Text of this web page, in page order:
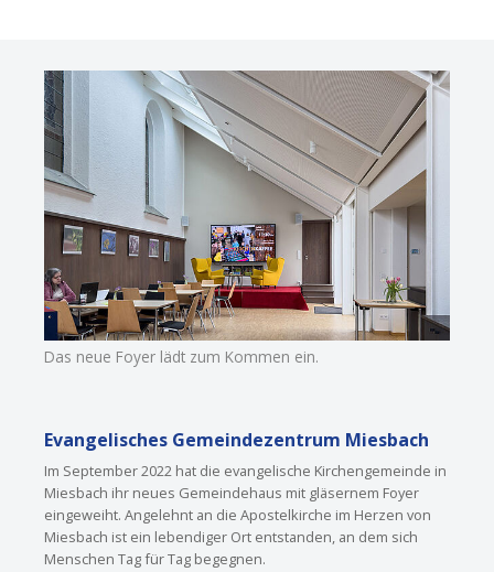
Das neue Foyer lädt zum Kommen ein.
Evangelisches Gemeindezentrum Miesbach
Im September 2022 hat die evangelische Kirchengemeinde in
Miesbach ihr neues Gemeindehaus mit gläsernem Foyer
eingeweiht. Angelehnt an die Apostelkirche im Herzen von
Miesbach ist ein lebendiger Ort entstanden, an dem sich
Menschen Tag für Tag begegnen.